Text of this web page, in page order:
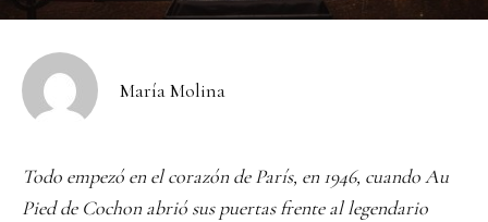
María Molina
Todo empezó en el corazón de París, en 1946, cuando Au
Pied de Cochon abrió sus puertas frente al legendario